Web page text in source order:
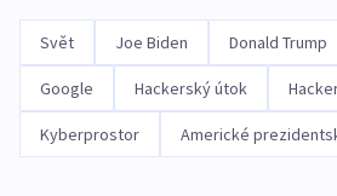
Svět Joe Biden Donald Trump
Google Hackerský útok
Kyberprostor Americké